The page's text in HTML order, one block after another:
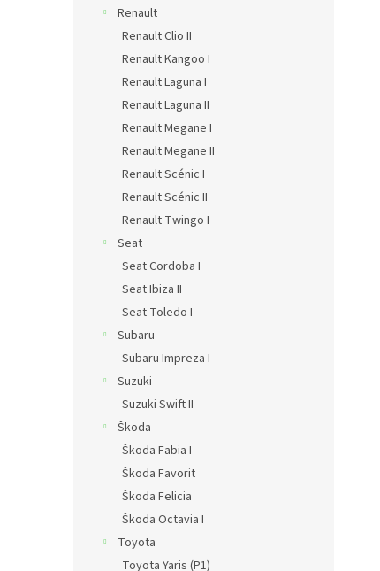
Renault
Renault Clio II
Renault Kangoo I
Renault Laguna I
Renault Laguna II
Renault Megane I
Renault Megane II
Renault Scénic I
Renault Scénic II
Renault Twingo I
Seat
Seat Cordoba I
Seat Ibiza II
Seat Toledo I
Subaru
Subaru Impreza I
Suzuki
Suzuki Swift II
Škoda
Škoda Fabia I
Škoda Favorit
Škoda Felicia
Škoda Octavia I
Toyota
Toyota Yaris (P1)